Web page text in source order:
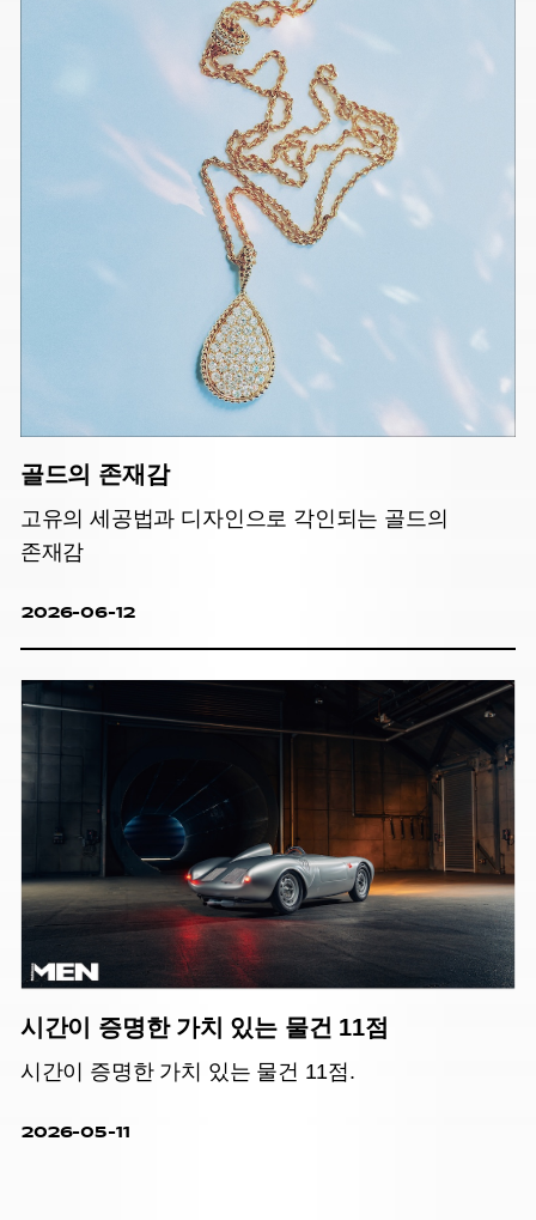
골드의 존재감
고유의 세공법과 디자인으로 각인되는 골드의
존재감
2026-06-12
시간이 증명한 가치 있는 물건 11점
시간이 증명한 가치 있는 물건 11점.
2026-05-11